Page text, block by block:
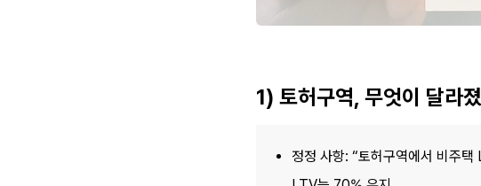
1) 토허구역, 무엇이 달라
정정 사항: “토허구역에서 비주